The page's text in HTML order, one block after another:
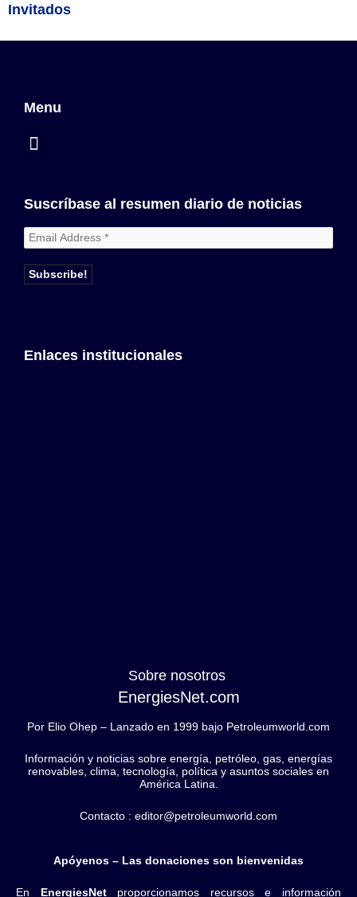
Invitados
Menu
Suscríbase al resumen diario de noticias
Enlaces institucionales
Sobre nosotros
EnergiesNet.com
Por Elio Ohep – Lanzado en 1999 bajo Petroleumworld.com
Información y noticias sobre energía, petróleo, gas, energías
renovables, clima, tecnología, política y asuntos sociales en
América Latina.
Contacto : editor@petroleumworld.com
Apóyenos – Las donaciones son bienvenidas
En EnergiesNetproporcionamos recursos e información